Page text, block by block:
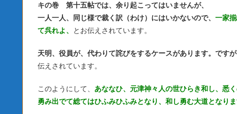
キの巻 第十五帖では、余り起こってはいませんが、
一人一人、同じ様で裁く訳（わけ）にはいかないので、 一家
て呉れよ、
とお伝えされています。
天明、役員が、代わりて詫びをするケースがあります。ですが
伝えされています。
このようにして、 あななひ、元津神々人の世ひらき和し、悉く
勇み出でて総てはひふみひふみとなり、和し勇む大道となりま